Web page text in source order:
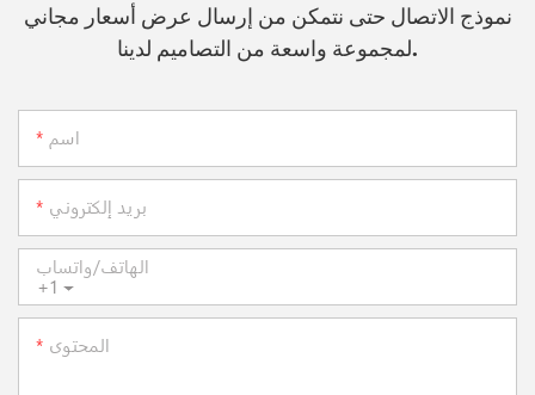
نموذج الاتصال حتى نتمكن من إرسال عرض أسعار مجاني
لمجموعة واسعة من التصاميم لدينا.
اسم
بريد إلكتروني
+1
الهاتف/واتساب
المحتوى